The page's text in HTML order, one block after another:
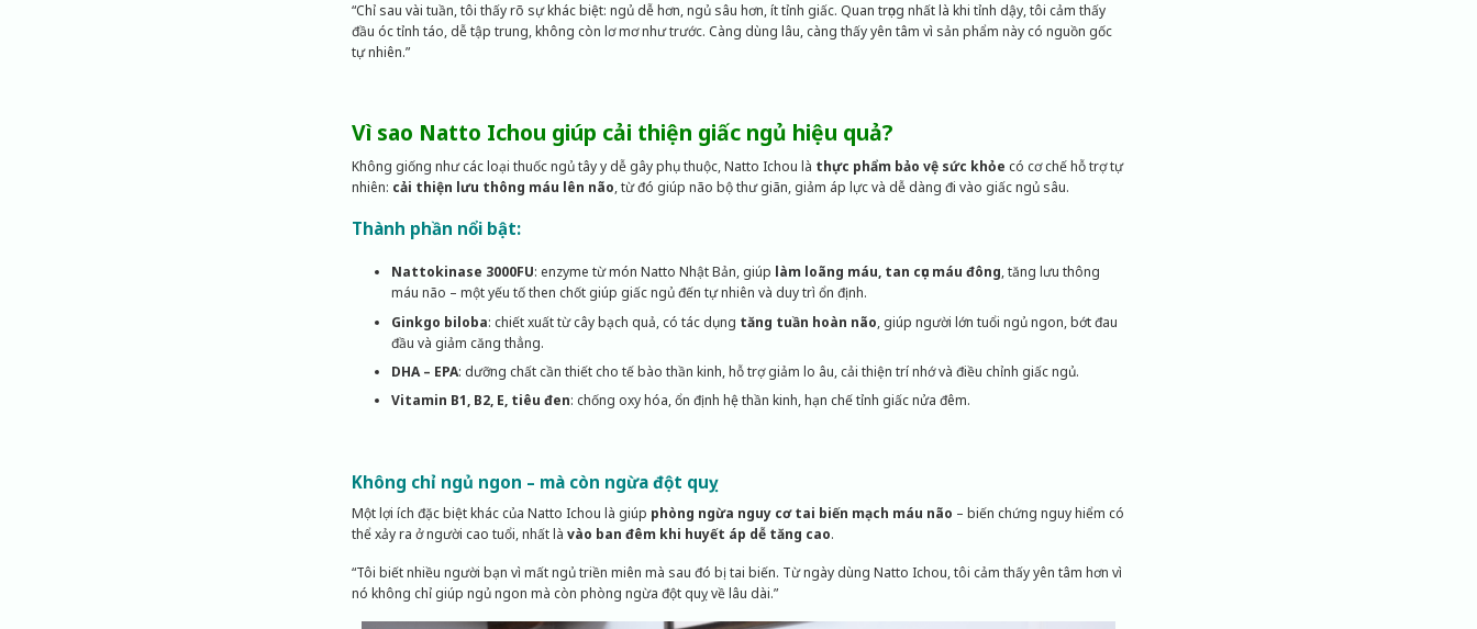
“Chỉ sau vài tuần, tôi thấy rõ sự khác biệt: ngủ dễ hơn, ngủ sâu hơn, ít tỉnh giấc. Quan trọng nhất là khi tỉnh dậy, tôi cảm thấy
đầu óc tỉnh táo, dễ tập trung, không còn lơ mơ như trước. Càng dùng lâu, càng thấy yên tâm vì sản phẩm này có nguồn gốc
tự nhiên.”
Vì sao Natto Ichou giúp cải thiện giấc ngủ hiệu quả?
Không giống như các loại thuốc ngủ tây y dễ gây phụ thuộc, Natto Ichou là thực phẩm bảo vệ sức khỏe có cơ chế hỗ trợ tự
nhiên: cải thiện lưu thông máu lên não, từ đó giúp não bộ thư giãn, giảm áp lực và dễ dàng đi vào giấc ngủ sâu.
Thành phần nổi bật:
Nattokinase 3000FU: enzyme từ món Natto Nhật Bản, giúp làm loãng máu, tan cục máu đông, tăng lưu thông
máu não – một yếu tố then chốt giúp giấc ngủ đến tự nhiên và duy trì ổn định.
Ginkgo biloba: chiết xuất từ cây bạch quả, có tác dụng tăng tuần hoàn não, giúp người lớn tuổi ngủ ngon, bớt đau
đầu và giảm căng thẳng.
DHA – EPA: dưỡng chất cần thiết cho tế bào thần kinh, hỗ trợ giảm lo âu, cải thiện trí nhớ và điều chỉnh giấc ngủ.
Vitamin B1, B2, E, tiêu đen: chống oxy hóa, ổn định hệ thần kinh, hạn chế tỉnh giấc nửa đêm.
Không chỉ ngủ ngon – mà còn ngừa đột quỵ
Một lợi ích đặc biệt khác của Natto Ichou là giúp phòng ngừa nguy cơ tai biến mạch máu não – biến chứng nguy hiểm có
thể xảy ra ở người cao tuổi, nhất là vào ban đêm khi huyết áp dễ tăng cao.
“Tôi biết nhiều người bạn vì mất ngủ triền miên mà sau đó bị tai biến. Từ ngày dùng Natto Ichou, tôi cảm thấy yên tâm hơn vì
nó không chỉ giúp ngủ ngon mà còn phòng ngừa đột quỵ về lâu dài.”